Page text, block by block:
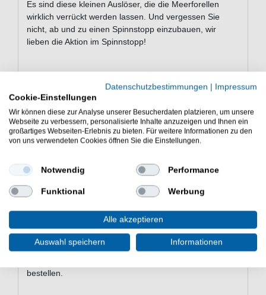
Es sind diese kleinen Auslöser, die die Meerforellen
wirklich verrückt werden lassen. Und vergessen Sie
nicht, ab und zu einen Spinnstopp einzubauen, wir
lieben die Aktion im Spinnstopp!
Eigenschaften von dem Abu Garcia
Sölv Piil
Blinker zum Angeln auf Meerforelle
Bleifreies Design und plastikfreie Verpackung
sehr gute Wurfeigenschaften
Unregelmäßige Schwanzschwingung beim
Einholen
Schöner Fall beim Spinnstopp
Lieferumfang: 1 Kunstköder in einer gewählten
Variante
Günstig Sölv Piil online kaufen und sparen. Abu Garcia
bestellen.
Datenschutzbestimmungen | Impressum
Cookie-Einstellungen
Wir können diese zur Analyse unserer Besucherdaten platzieren, um unsere
Webseite zu verbessern, personalisierte Inhalte anzuzeigen und Ihnen ein
großartiges Webseiten-Erlebnis zu bieten. Für weitere Informationen zu den
von uns verwendeten Cookies öffnen Sie die Einstellungen.
Notwendig Performance
Funktional Werbung
Alle akzeptieren
Auswahl speichern Informationen